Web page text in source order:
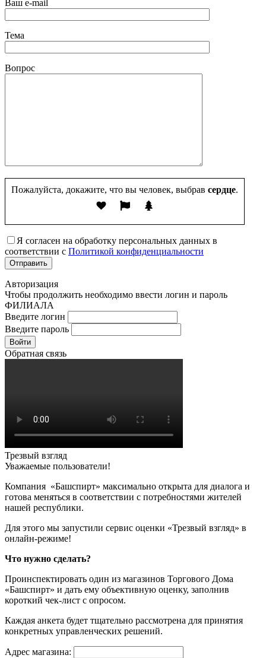
Ваш e-mail
Тема
Вопрос
Пожалуйста, докажите, что вы человек, выбрав сердце.
Я согласен на обработку персональных данных в
соответствии с Политикой конфиденциальности
Авторизация
Чтобы продолжить необходимо ввести логин и пароль
ФИЛИАЛА
Введите логин
Введите пароль
Войти
Обратная связь
Трезвый взгляд
Уважаемые пользователи!
Компания «Башспирт» максимально открыта для диалога и
готова меняться в соответствии с потребностями жителей
нашей республики.
Для этого мы запустили сервис оценки «Трезвый взгляд» в
онлайн-режиме!
Что нужно сделать?
Проинспектировать один из магазинов Торгового Дома
«Башспирт» и дать ему объективную оценку, заполнив
короткий чек-лист с опросом.
Каждая анкета будет тщательно рассмотрена для принятия
конкретных управленческих решений.
Адрес магазина: